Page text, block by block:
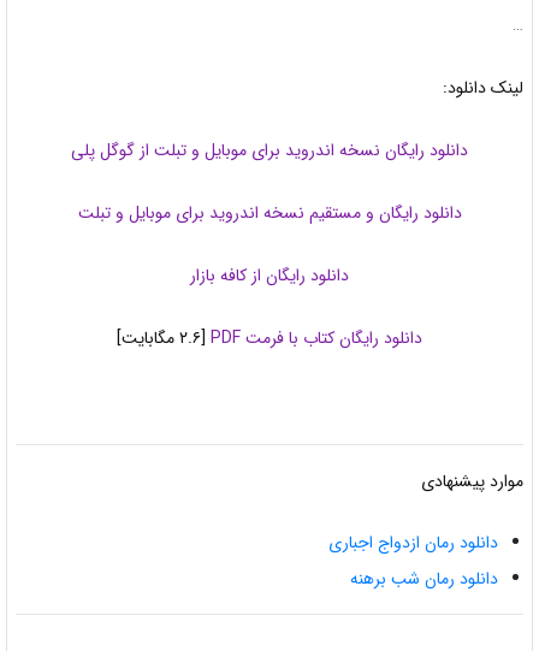
…
لینک دانلود:
دانلود رایگان نسخه اندروید برای موبایل و تبلت از گوگل پلی
دانلود رایگان و مستقیم نسخه اندروید برای موبایل و تبلت
دانلود رایگان از کافه بازار
دانلود رایگان کتاب با فرمت PDF [۲.۶ مگابایت]
موارد پیشنهادی
دانلود رمان ازدواج اجباری
دانلود رمان شب برهنه